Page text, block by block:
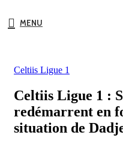
MENU
Celtiis Ligue 1
Celtiis Ligue 1 :
redémarrent en
situation de